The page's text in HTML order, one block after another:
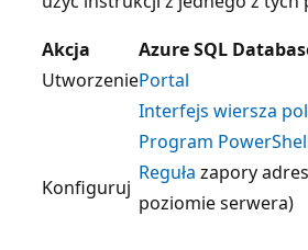
Akcja
Azure SQL
UtworzeniePortal
Interfejs wiersza
Program
Konfiguruj
Reguła zapory
poziomie serwera)